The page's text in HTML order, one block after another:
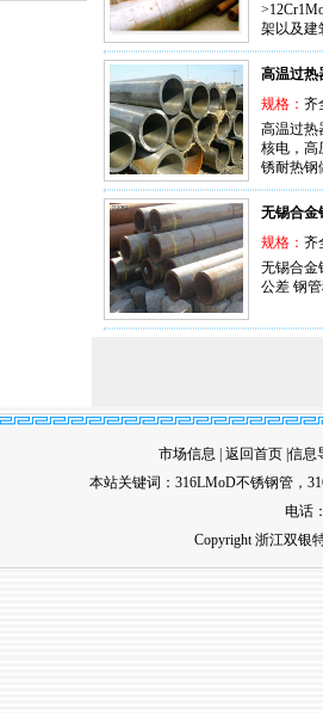
架以及
高温过热
规格： 齐
高温过热
核电，高
锈耐热
无锡合金
规格： 齐
无锡合金
公差 钢
市场信息 返回首页 信息
本站关键词： 316LMoD不锈钢管 ，
电话
Copyright 浙江双